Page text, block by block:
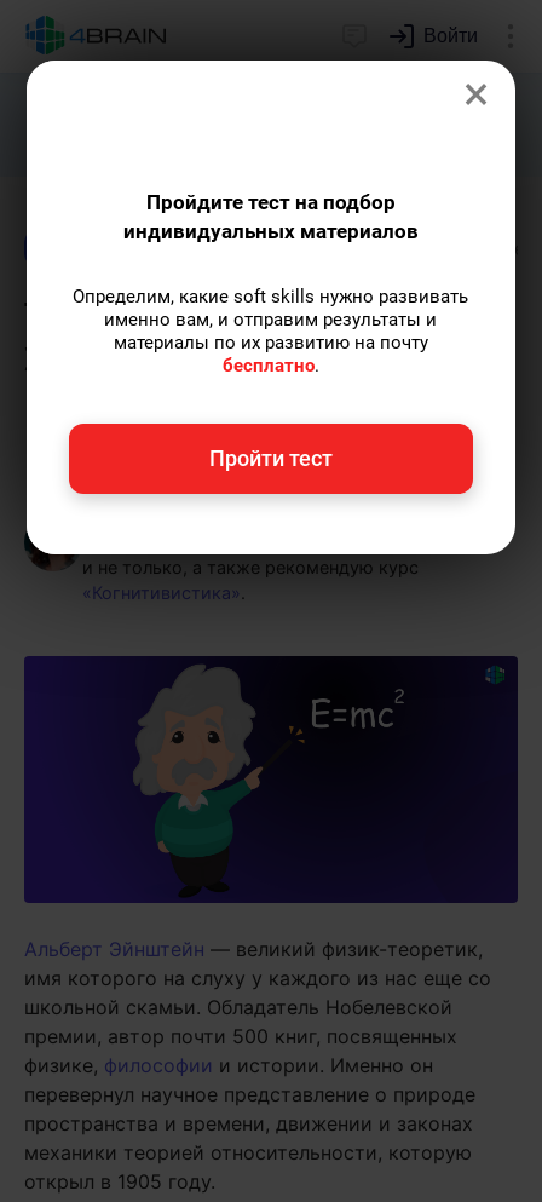
Войти
Подарим индивидуальный план
Известные личности
Теория относительности
Эйнштейна: коротко и
Анастасия Барвинская— автор статей и
и не только, а также рекомендую курс
«Когнитивистика»
Альберт Эйнштейн — великий физик-теоретик,
имя которого на слуху у каждого из нас еще со
школьной скамьи. Обладатель Нобелевской
премии, автор почти 500 книг, посвященных
физике, философии и истории. Именно он
перевернул научное представление о природе
пространства и времени, движении и законах
механики теорией относительности, которую
открыл в 1905 году.
×
Пройдите тест на подбор
индивидуальных материалов
Определим, какие soft skills нужно развивать
именно вам, и отправим результаты и
материалы по их развитию на почту
бесплатно.
Пройти тест